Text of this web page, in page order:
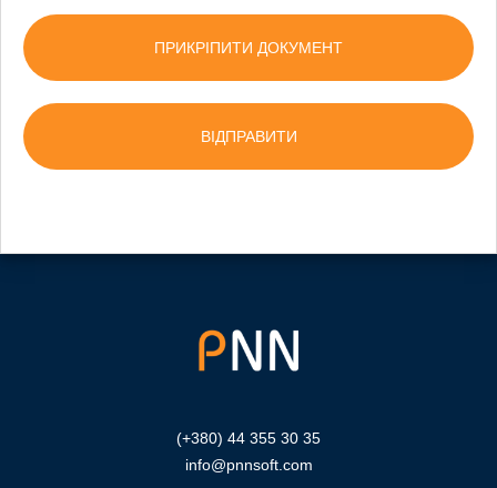
ПРИКРІПИТИ ДОКУМЕНТ
(+380) 44 355 30 35
info@pnnsoft.com